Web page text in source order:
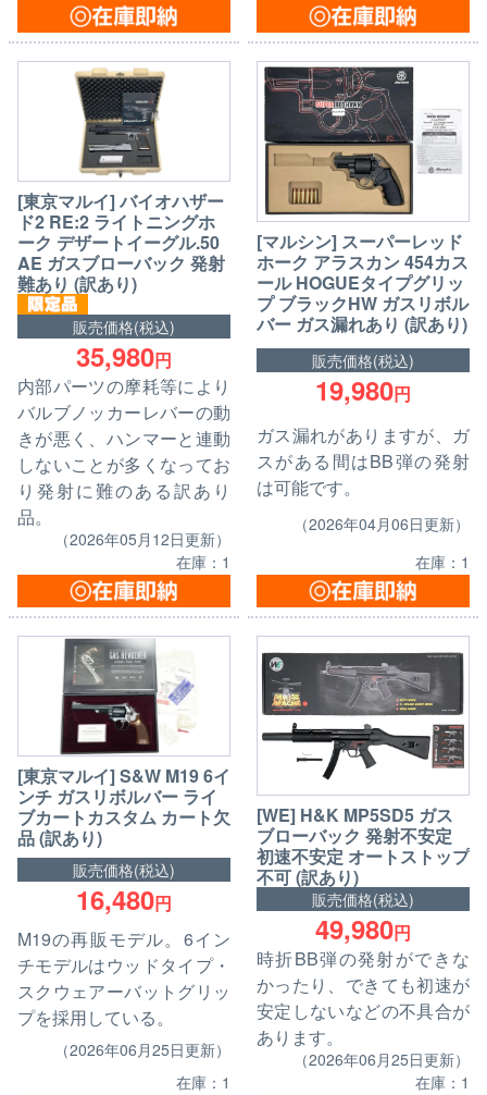
[東京マルイ] バイオハザー
ド2 RE:2 ライトニングホ
ーク デザートイーグル.50
AE ガスブローバック 発射
難あり (訳あり)
販売価格(税込)
35,980円
内部パーツの摩耗等により
バルブノッカーレバーの動
きが悪く、ハンマーと連動
しないことが多くなってお
り発射に難のある訳あり
品。
（2026年05月12日更新）
在庫：1
[マルシン] スーパーレッド
ホーク アラスカン 454カス
ール HOGUEタイプグリッ
プ ブラックHW ガスリボル
バー ガス漏れあり (訳あり)
販売価格(税込)
19,980円
ガス漏れがありますが、ガ
スがある間はBB弾の発射
は可能です。
（2026年04月06日更新）
在庫：1
[東京マルイ] S&W M19 6イ
ンチ ガスリボルバー ライ
ブカートカスタム カート欠
品 (訳あり)
販売価格(税込)
16,480円
M19の再販モデル。6イン
チモデルはウッドタイプ・
スクウェアーバットグリッ
プを採用している。
（2026年06月25日更新）
在庫：1
[WE] H&K MP5SD5 ガス
ブローバック 発射不安定
初速不安定 オートストップ
不可 (訳あり)
販売価格(税込)
49,980円
時折BB弾の発射ができな
かったり、できても初速が
安定しないなどの不具合が
あります。
（2026年06月25日更新）
在庫：1